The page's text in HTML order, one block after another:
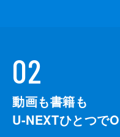
02
動画も書籍も
U-NEXTひとつで